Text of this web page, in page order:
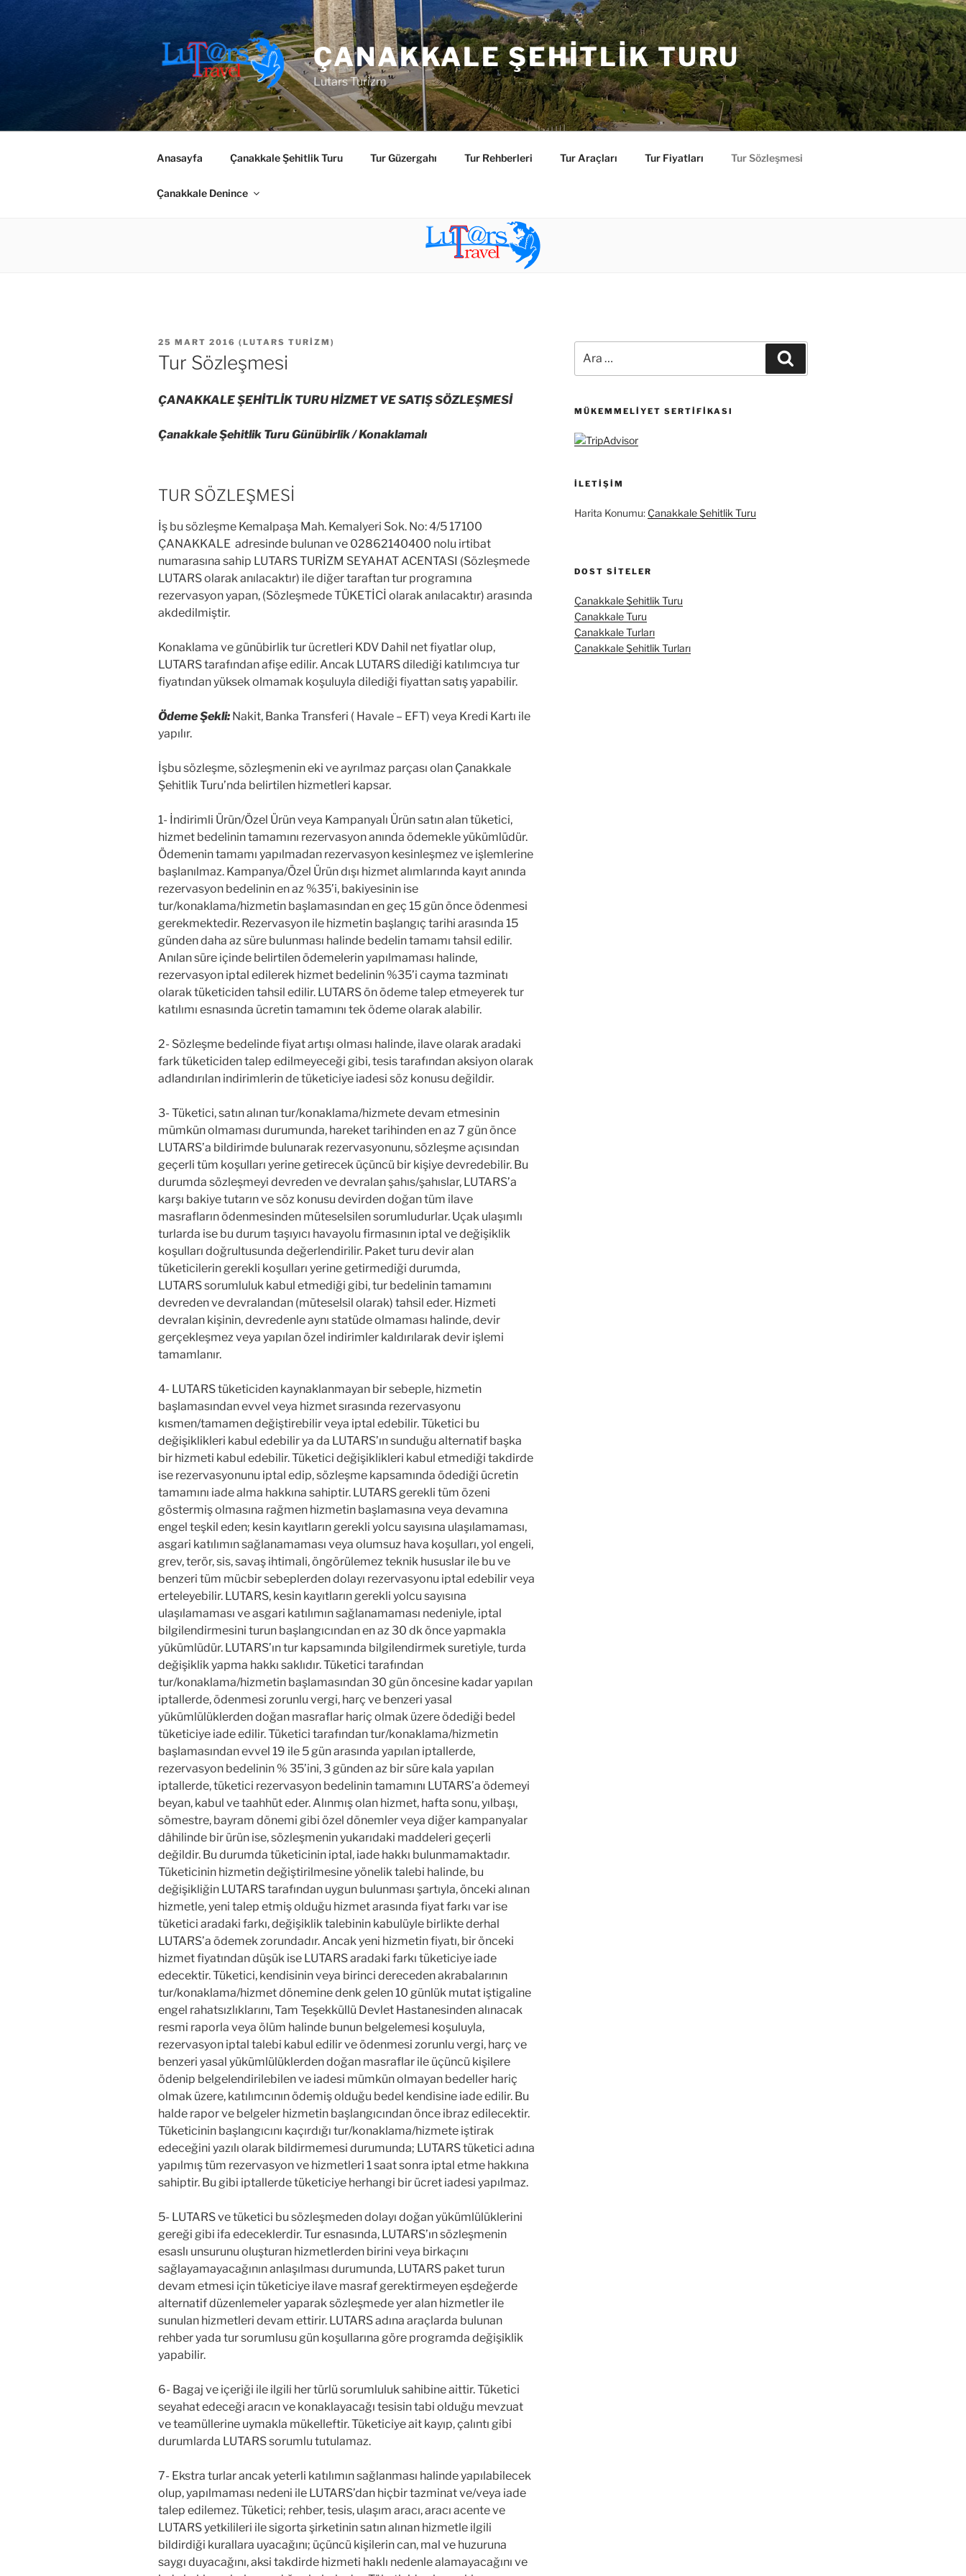
ÇANAKKALE ŞEHITLIK TURU
Lutars Turizm
Anasayfa Çanakkale Şehitlik Turu Tur Güzergahı Tur Rehberleri Tur Araçları Tur Fiyatları Tur Sözleşmesi
Çanakkale Denince
YAYIM
TARIHI
25 MART 2016 ( LUTARS TURIZM )
Tur Sözleşmesi
ÇANAKKALE ŞEHİTLİK TURU HİZMET VE SATIŞ SÖZLEŞMESİ
Çanakkale Şehitlik Turu Günübirlik / Konaklamalı
TUR SÖZLEŞMESİ
İş bu sözleşme Kemalpaşa Mah. Kemalyeri Sok. No: 4/5 17100
ÇANAKKALE adresinde bulunan ve 02862140400 nolu irtibat
numarasına sahip LUTARS TURİZM SEYAHAT ACENTASI (Sözleşmede
LUTARS olarak anılacaktır) ile diğer taraftan tur programına
rezervasyon yapan, (Sözleşmede TÜKETİCİ olarak anılacaktır) arasında
akdedilmiştir.
Konaklama ve günübirlik tur ücretleri KDV Dahil net fiyatlar olup,
LUTARS tarafından afişe edilir. Ancak LUTARS dilediği katılımcıya tur
fiyatından yüksek olmamak koşuluyla dilediği fiyattan satış yapabilir.
Ödeme Şekli: Nakit, Banka Transferi ( Havale – EFT) veya Kredi Kartı ile
yapılır.
İşbu sözleşme, sözleşmenin eki ve ayrılmaz parçası olan Çanakkale
Şehitlik Turu’nda belirtilen hizmetleri kapsar.
1- İndirimli Ürün/Özel Ürün veya Kampanyalı Ürün satın alan tüketici,
hizmet bedelinin tamamını rezervasyon anında ödemekle yükümlüdür.
Ödemenin tamamı yapılmadan rezervasyon kesinleşmez ve işlemlerine
başlanılmaz. Kampanya/Özel Ürün dışı hizmet alımlarında kayıt anında
rezervasyon bedelinin en az %35’i, bakiyesinin ise
tur/konaklama/hizmetin başlamasından en geç 15 gün önce ödenmesi
gerekmektedir. Rezervasyon ile hizmetin başlangıç tarihi arasında 15
günden daha az süre bulunması halinde bedelin tamamı tahsil edilir.
Anılan süre içinde belirtilen ödemelerin yapılmaması halinde,
rezervasyon iptal edilerek hizmet bedelinin %35’i cayma tazminatı
olarak tüketiciden tahsil edilir. LUTARS ön ödeme talep etmeyerek tur
katılımı esnasında ücretin tamamını tek ödeme olarak alabilir.
2- Sözleşme bedelinde fiyat artışı olması halinde, ilave olarak aradaki
fark tüketiciden talep edilmeyeceği gibi, tesis tarafından aksiyon olarak
adlandırılan indirimlerin de tüketiciye iadesi söz konusu değildir.
3- Tüketici, satın alınan tur/konaklama/hizmete devam etmesinin
mümkün olmaması durumunda, hareket tarihinden en az 7 gün önce
LUTARS’a bildirimde bulunarak rezervasyonunu, sözleşme açısından
geçerli tüm koşulları yerine getirecek üçüncü bir kişiye devredebilir. Bu
durumda sözleşmeyi devreden ve devralan şahıs/şahıslar, LUTARS’a
karşı bakiye tutarın ve söz konusu devirden doğan tüm ilave
masrafların ödenmesinden müteselsilen sorumludurlar. Uçak ulaşımlı
turlarda ise bu durum taşıyıcı havayolu firmasının iptal ve değişiklik
koşulları doğrultusunda değerlendirilir. Paket turu devir alan
tüketicilerin gerekli koşulları yerine getirmediği durumda,
LUTARS sorumluluk kabul etmediği gibi, tur bedelinin tamamını
devreden ve devralandan (müteselsil olarak) tahsil eder. Hizmeti
devralan kişinin, devredenle aynı statüde olmaması halinde, devir
gerçekleşmez veya yapılan özel indirimler kaldırılarak devir işlemi
tamamlanır.
4- LUTARS tüketiciden kaynaklanmayan bir sebeple, hizmetin
başlamasından evvel veya hizmet sırasında rezervasyonu
kısmen/tamamen değiştirebilir veya iptal edebilir. Tüketici bu
değişiklikleri kabul edebilir ya da LUTARS’ın sunduğu alternatif başka
bir hizmeti kabul edebilir. Tüketici değişiklikleri kabul etmediği takdirde
ise rezervasyonunu iptal edip, sözleşme kapsamında ödediği ücretin
tamamını iade alma hakkına sahiptir. LUTARS gerekli tüm özeni
göstermiş olmasına rağmen hizmetin başlamasına veya devamına
engel teşkil eden; kesin kayıtların gerekli yolcu sayısına ulaşılamaması,
asgari katılımın sağlanamaması veya olumsuz hava koşulları, yol engeli,
grev, terör, sis, savaş ihtimali, öngörülemez teknik hususlar ile bu ve
benzeri tüm mücbir sebeplerden dolayı rezervasyonu iptal edebilir veya
erteleyebilir. LUTARS, kesin kayıtların gerekli yolcu sayısına
ulaşılamaması ve asgari katılımın sağlanamaması nedeniyle, iptal
bilgilendirmesini turun başlangıcından en az 30 dk önce yapmakla
yükümlüdür. LUTARS’ın tur kapsamında bilgilendirmek suretiyle, turda
değişiklik yapma hakkı saklıdır. Tüketici tarafından
tur/konaklama/hizmetin başlamasından 30 gün öncesine kadar yapılan
iptallerde, ödenmesi zorunlu vergi, harç ve benzeri yasal
yükümlülüklerden doğan masraflar hariç olmak üzere ödediği bedel
tüketiciye iade edilir. Tüketici tarafından tur/konaklama/hizmetin
başlamasından evvel 19 ile 5 gün arasında yapılan iptallerde,
rezervasyon bedelinin % 35’ini, 3 günden az bir süre kala yapılan
iptallerde, tüketici rezervasyon bedelinin tamamını LUTARS’a ödemeyi
beyan, kabul ve taahhüt eder. Alınmış olan hizmet, hafta sonu, yılbaşı,
sömestre, bayram dönemi gibi özel dönemler veya diğer kampanyalar
dâhilinde bir ürün ise, sözleşmenin yukarıdaki maddeleri geçerli
değildir. Bu durumda tüketicinin iptal, iade hakkı bulunmamaktadır.
Tüketicinin hizmetin değiştirilmesine yönelik talebi halinde, bu
değişikliğin LUTARS tarafından uygun bulunması şartıyla, önceki alınan
hizmetle, yeni talep etmiş olduğu hizmet arasında fiyat farkı var ise
tüketici aradaki farkı, değişiklik talebinin kabulüyle birlikte derhal
LUTARS’a ödemek zorundadır. Ancak yeni hizmetin fiyatı, bir önceki
hizmet fiyatından düşük ise LUTARS aradaki farkı tüketiciye iade
edecektir. Tüketici, kendisinin veya birinci dereceden akrabalarının
tur/konaklama/hizmet dönemine denk gelen 10 günlük mutat iştigaline
engel rahatsızlıklarını, Tam Teşekküllü Devlet Hastanesinden alınacak
resmi raporla veya ölüm halinde bunun belgelemesi koşuluyla,
rezervasyon iptal talebi kabul edilir ve ödenmesi zorunlu vergi, harç ve
benzeri yasal yükümlülüklerden doğan masraflar ile üçüncü kişilere
ödenip belgelendirilebilen ve iadesi mümkün olmayan bedeller hariç
olmak üzere, katılımcının ödemiş olduğu bedel kendisine iade edilir. Bu
halde rapor ve belgeler hizmetin başlangıcından önce ibraz edilecektir.
Tüketicinin başlangıcını kaçırdığı tur/konaklama/hizmete iştirak
edeceğini yazılı olarak bildirmemesi durumunda; LUTARS tüketici adına
yapılmış tüm rezervasyon ve hizmetleri 1 saat sonra iptal etme hakkına
sahiptir. Bu gibi iptallerde tüketiciye herhangi bir ücret iadesi yapılmaz.
5- LUTARS ve tüketici bu sözleşmeden dolayı doğan yükümlülüklerini
gereği gibi ifa edeceklerdir. Tur esnasında, LUTARS’ın sözleşmenin
esaslı unsurunu oluşturan hizmetlerden birini veya birkaçını
sağlayamayacağının anlaşılması durumunda, LUTARS paket turun
devam etmesi için tüketiciye ilave masraf gerektirmeyen eşdeğerde
alternatif düzenlemeler yaparak sözleşmede yer alan hizmetler ile
sunulan hizmetleri devam ettirir. LUTARS adına araçlarda bulunan
rehber yada tur sorumlusu gün koşullarına göre programda değişiklik
yapabilir.
6- Bagaj ve içeriği ile ilgili her türlü sorumluluk sahibine aittir. Tüketici
seyahat edeceği aracın ve konaklayacağı tesisin tabi olduğu mevzuat
ve teamüllerine uymakla mükelleftir. Tüketiciye ait kayıp, çalıntı gibi
durumlarda LUTARS sorumlu tutulamaz.
7- Ekstra turlar ancak yeterli katılımın sağlanması halinde yapılabilecek
olup, yapılmaması nedeni ile LUTARS’dan hiçbir tazminat ve/veya iade
talep edilemez. Tüketici; rehber, tesis, ulaşım aracı, aracı acente ve
LUTARS yetkilileri ile sigorta şirketinin satın alınan hizmetle ilgili
bildirdiği kurallara uyacağını; üçüncü kişilerin can, mal ve huzuruna
saygı duyacağını, aksi takdirde hizmeti haklı nedenle alamayacağını ve
MÜKEMMELIYET SERTIFIKASI
İLETIŞIM
Harita Konumu: Çanakkale Şehitlik Turu
DOST SITELER
Çanakkale Şehitlik Turu
Çanakkale Turu
Çanakkale Turları
Çanakkale Şehitlik Turları